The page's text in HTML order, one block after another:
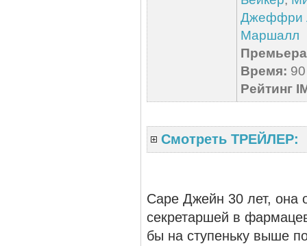
Джеффри
Маршалл
Время:
Рейтинг
Смотреть ТРЕЙЛЕР:
Саре Джейн 30 лет, она
секретаршей в
бы на ступеньку выше